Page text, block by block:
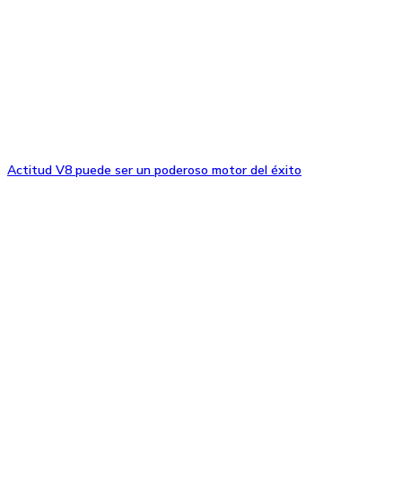
Actitud V8 puede ser un poderoso motor del éxito